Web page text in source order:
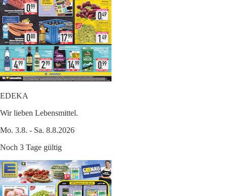
EDEKA
Wir lieben Lebensmittel.
Mo. 3.8. - Sa. 8.8.2026
Noch 3 Tage gültig